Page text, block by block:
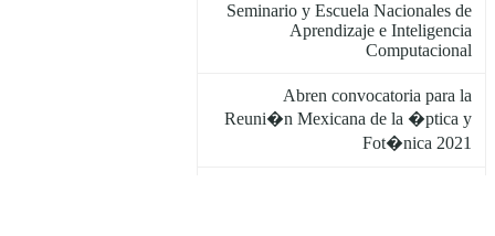
Seminario y Escuela Nacionales de
Aprendizaje e Inteligencia
Computacional
Abren convocatoria para la
Reuni�n Mexicana de la �ptica y
Fot�nica 2021